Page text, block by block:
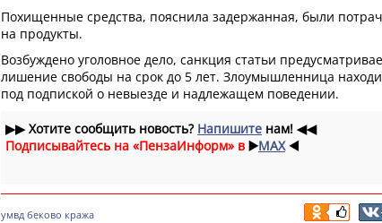
Похищенные средства, пояснила задержанная, были
на продукты.
Возбуждено уголовное дело, санкция статьи
лишение свободы на срок до 5 лет. Злоумышленница
под подпиской о невыезде и надлежащем поведении.
▶▶Хотите сообщить новость? Напишите нам! ◀◀
Подписывайтесь на «ПензаИнформ» в ▶️MAX ◀️
умвд беково кража